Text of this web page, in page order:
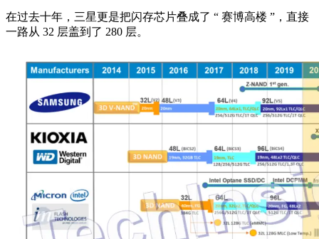
在过去十年，三星更是把闪存芯片叠成了 “ 赛博高楼 ”，直接
一路从 32 层盖到了 280 层。